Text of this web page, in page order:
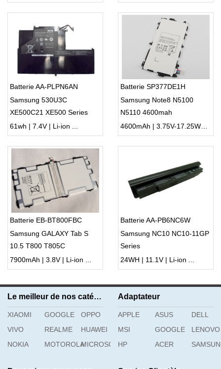
Batterie AA-PLPN6AN
Samsung 530U3C
XE500C21 XE500 Series
61wh | 7.4V | Li-ion ...
Batterie SP377DE1H
Samsung Note8 N5100
N5110 4600mah
4600mAh | 3.75V-17.25WH | Li-ion ...
Batterie EB-BT800FBC
Samsung GALAXY Tab S
10.5 T800 T805C
7900mAh | 3.8V | Li-ion ...
Batterie AA-PB6NC6W
Samsung NC10 NC10-11GP
Series
24WH | 11.1V | Li-ion ...
Le meilleur de nos catégories
XIAOMI GOOGLE
OPPO
VIVO
REALME
HUAWEI
NOKIA
MOTOROLAMICROSOFT
Adaptateur
APPLE ASUS
DELL
MSI
GOOGLE
LENOVO
HP
ACER